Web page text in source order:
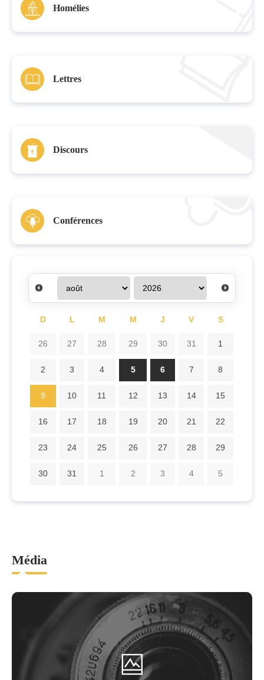
Homélies
Lettres
Discours
Conférences
D L M M J V
S
26
27 28 29 30 31
1
2
3 4 5 6 7
8
9
10 11 12 13 14
15
16
17 18 19 20 21
22
23
24 25 26 27 28
29
30
31 1 2 3 4 5
Média